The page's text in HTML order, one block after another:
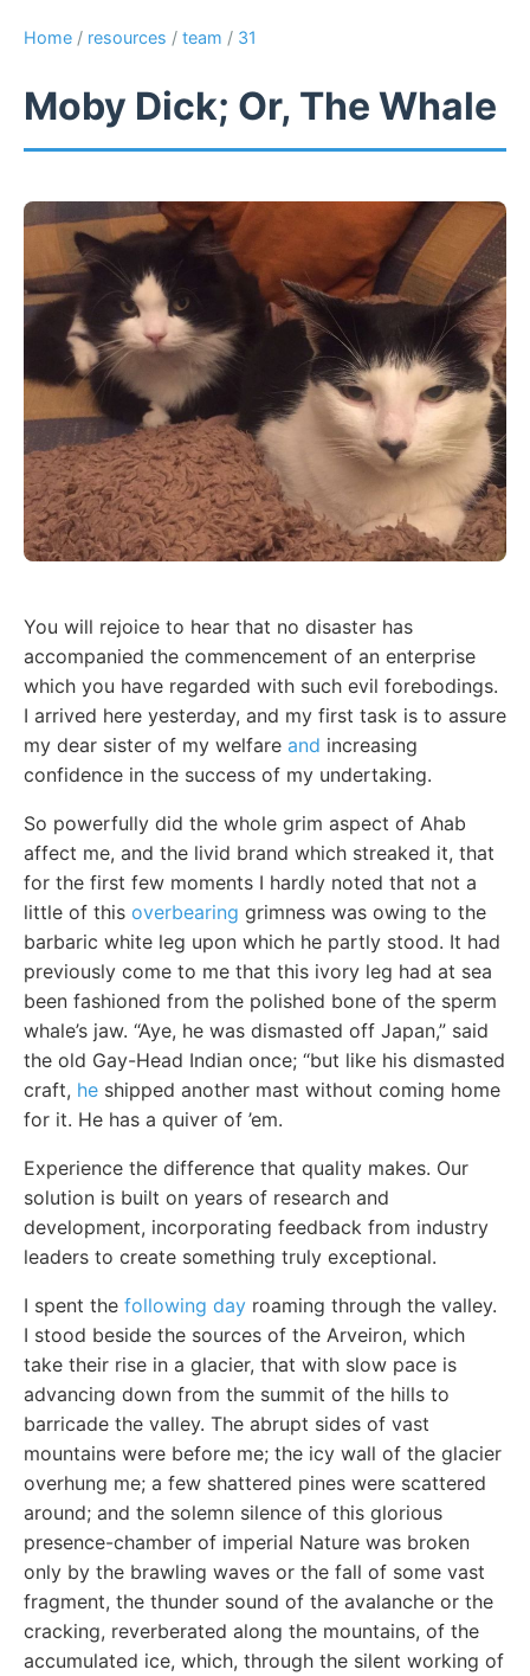
Home / resources / team / 31
Moby Dick; Or, The Whale
You will rejoice to hear that no disaster has
accompanied the commencement of an enterprise
which you have regarded with such evil forebodings.
I arrived here yesterday, and my first task is to assure
my dear sister of my welfare and increasing
confidence in the success of my undertaking.
So powerfully did the whole grim aspect of Ahab
affect me, and the livid brand which streaked it, that
for the first few moments I hardly noted that not a
little of this overbearing grimness was owing to the
barbaric white leg upon which he partly stood. It had
previously come to me that this ivory leg had at sea
been fashioned from the polished bone of the sperm
whale’s jaw. “Aye, he was dismasted off Japan,” said
the old Gay-Head Indian once; “but like his dismasted
craft, he shipped another mast without coming home
for it. He has a quiver of ’em.
Experience the difference that quality makes. Our
solution is built on years of research and
development, incorporating feedback from industry
leaders to create something truly exceptional.
I spent the following day roaming through the valley.
I stood beside the sources of the Arveiron, which
take their rise in a glacier, that with slow pace is
advancing down from the summit of the hills to
barricade the valley. The abrupt sides of vast
mountains were before me; the icy wall of the glacier
overhung me; a few shattered pines were scattered
around; and the solemn silence of this glorious
presence-chamber of imperial Nature was broken
only by the brawling waves or the fall of some vast
fragment, the thunder sound of the avalanche or the
cracking, reverberated along the mountains, of the
accumulated ice, which, through the silent working of